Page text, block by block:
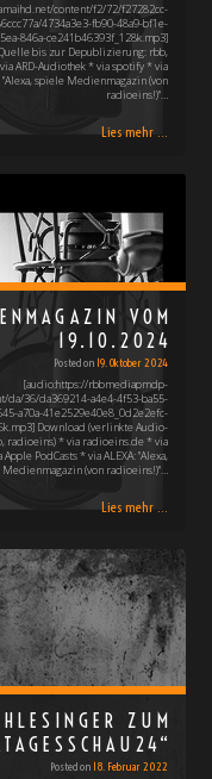
content/f2/72/f27282cc-
4734a3e3-fb90-48a9-bf1e-
846a-ce241b46393f_128k.mp3]
bis zur Depublizierung: rbb,
ARD-Audiothek * via spotify * via
"Alexa, spiele Medienmagazin (von
radioeins!)"…
Lies mehr ...
VOM
19.10.2024
Posted on 19. Oktober 2024
[audio:https://rbbmediapmdp-
da/36/da369214-a4e4-4f53-ba55-
a70a-41e2529e40e8_0d2e2efc-
Download (verlinkte Audio-
radioeins) * via radioeins.de * via
PodCasts * via ALEXA: "Alexa,
(von radioeins!)"…
Lies mehr ...
ZUM
Posted on 18. Februar 2022